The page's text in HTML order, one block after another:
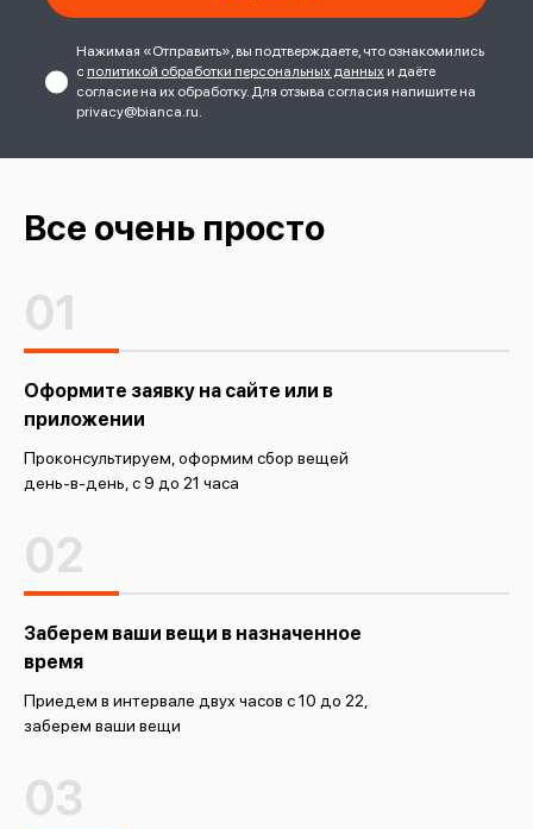
Нажимая «Отправить», вы подтверждаете, что ознакомились
с политикой обработки персональных данных и даёте
согласие на их обработку. Для отзыва согласия напишите на
privacy@bianca.ru.
Все очень просто
01
Оформите заявку на сайте или в
приложении
Проконсультируем, оформим сбор вещей
день-в-день, с 9 до 21 часа
02
Заберем ваши вещи в назначенное
время
Приедем в интервале двух часов с 10 до 22,
заберем ваши вещи
03